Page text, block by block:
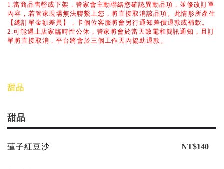
1.當商品售罄或下架，管家會主動聯絡您確認異動品項，並修改訂單
內容，若管家現場無法聯繫上您，將直接取消該品項。此情形所產生
【總訂單金額差異】，卡個位客服將會另行通知差價退款或補款。
2.可能遇上店家臨時性公休，管家將會於當天致電和簡訊通知，且訂
單將直接取消，平台將會於三個工作天內協助退款。
甜品
甜品
蓮子紅豆沙 NT$140